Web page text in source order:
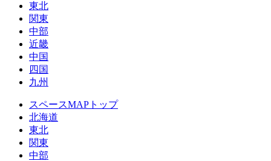
東北
関東
中部
近畿
中国
四国
九州
スペースMAPトップ
北海道
東北
関東
中部